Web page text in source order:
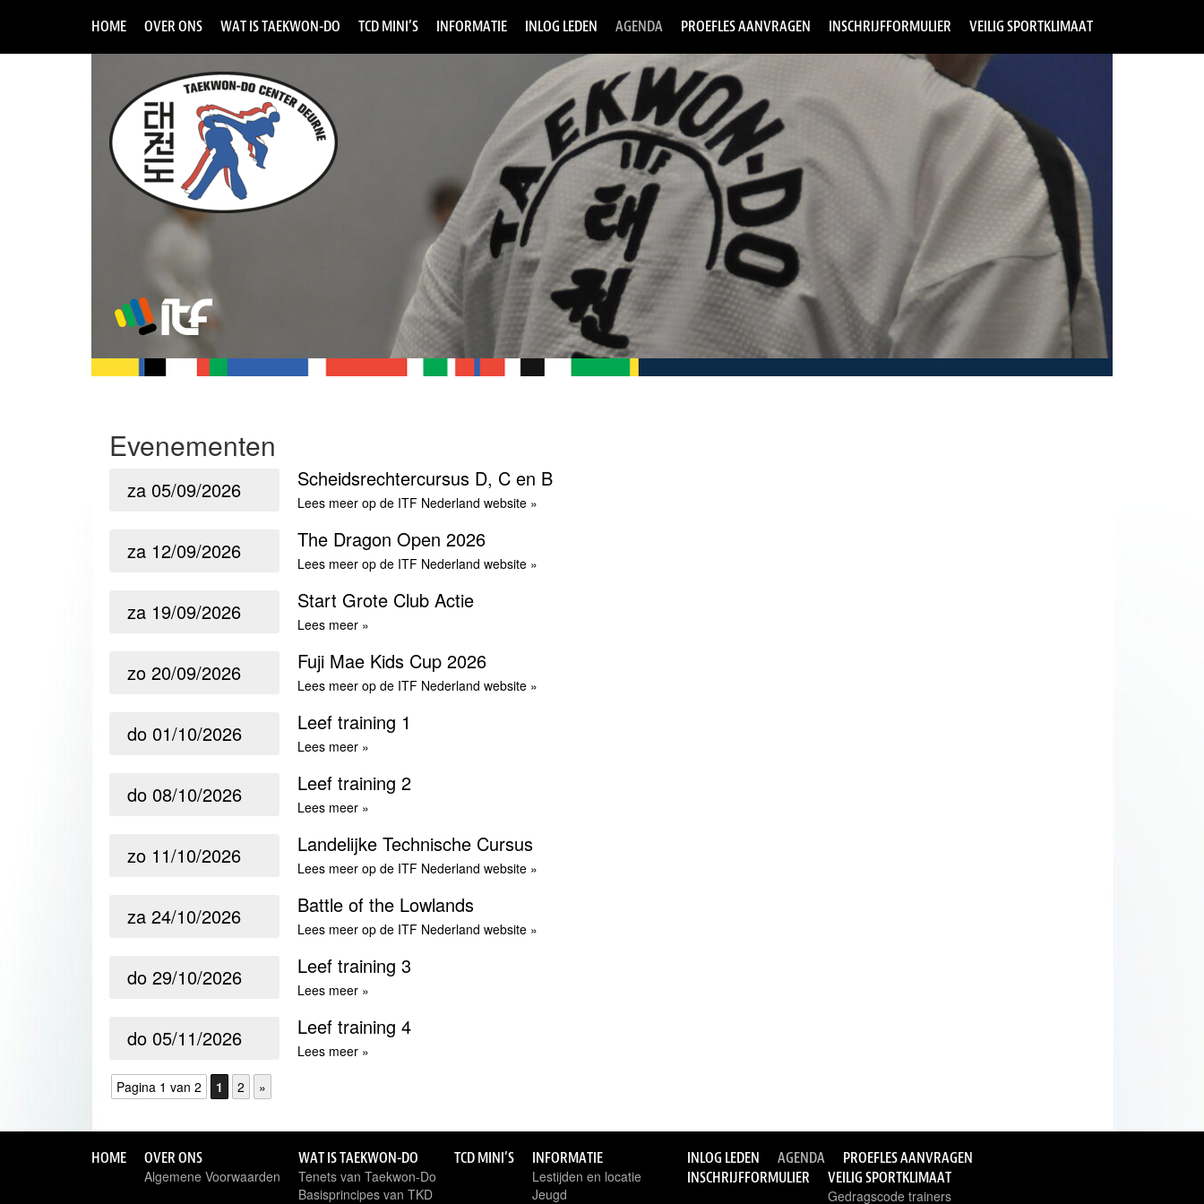
HOME OVER ONS WAT IS TAEKWON-DO TCD MINI’S INFORMATIE INLOG LEDEN AGENDA PROEFLES AANVRAGEN INSCHRIJFFORMULIER VEILIG SPORTKLIMAAT
Evenementen
za 05/09/2026 Scheidsrechtercursus D, C en B
Lees meer op de ITF Nederland website »
za 12/09/2026 The Dragon Open 2026
Lees meer op de ITF Nederland website »
za 19/09/2026 Start Grote Club Actie
Lees meer »
zo 20/09/2026 Fuji Mae Kids Cup 2026
Lees meer op de ITF Nederland website »
do 01/10/2026 Leef training 1
Lees meer »
do 08/10/2026 Leef training 2
Lees meer »
zo 11/10/2026 Landelijke Technische Cursus
Lees meer op de ITF Nederland website »
za 24/10/2026 Battle of the Lowlands
Lees meer op de ITF Nederland website »
do 29/10/2026 Leef training 3
Lees meer »
do 05/11/2026 Leef training 4
Lees meer »
Pagina 1 van 2
1 2 »
HOME OVER ONS
Algemene Voorwaarden
WAT IS TAEKWON-DO
Tenets van Taekwon-Do
Basisprincipes van TKD
TCD MINI’S INFORMATIE
Lestijden en locatie
Jeugd
INLOG LEDEN AGENDA
PROEFLES AANVRAGEN
INSCHRIJFFORMULIER
VEILIG SPORTKLIMAAT
Gedragscode trainers